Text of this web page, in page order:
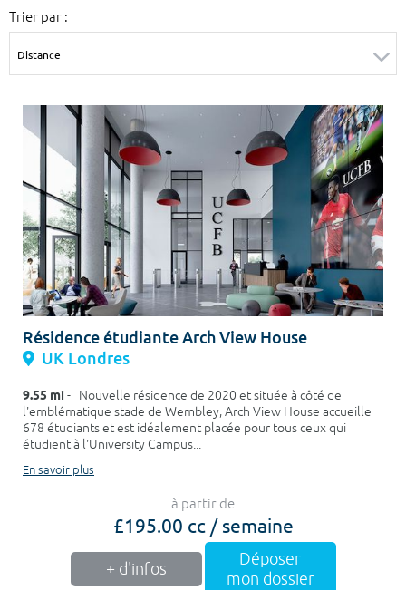
m²
Type de location
Colocation
Votre date d'entrée
Trier par :
Résidence étudiante Arch View House
UK Londres
9.55 mi - Nouvelle résidence de 2020 et située à côté de
l'emblématique stade de Wembley, Arch View House accueille
678 étudiants et est idéalement placée pour tous ceux qui
étudient à l'University Campus...
En savoir plus
à partir de
£195.00 cc / semaine
+ d'infos
Déposer
mon dossier